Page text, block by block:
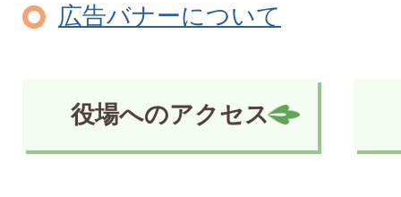
広告バナーについて
役場へのアクセス